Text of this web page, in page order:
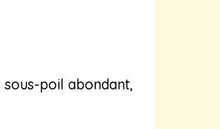
poil abondant,